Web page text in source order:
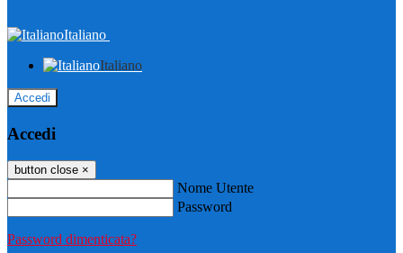
Italiano
Italiano
Accedi
Accedi
button close ×
Nome Utente
Password
Password dimenticata?